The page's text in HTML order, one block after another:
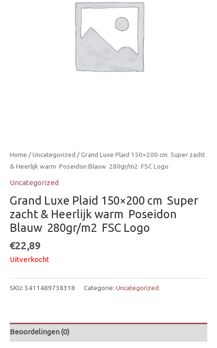
Home /Uncategorized / Grand Luxe Plaid 150×200 cm  Super zacht
& Heerlijk warm  Poseidon Blauw  280gr/m2  FSC Logo
Uncategorized
Grand Luxe Plaid 150×200 cm  Super
zacht & Heerlijk warm  Poseidon
Blauw  280gr/m2  FSC Logo
€22,89
Uitverkocht
SKU: 5411489738318 Categorie: Uncategorized
Beoordelingen (0)